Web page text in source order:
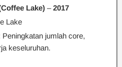
Lake) –2017
Lake
Peningkatan jumlah core,
keseluruhan.